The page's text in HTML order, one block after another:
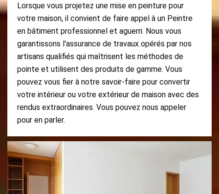
Lorsque vous projetez une mise en peinture pour
votre maison, il convient de faire appel à un Peintre
en bâtiment professionnel et aguerri. Nous vous
garantissons l'assurance de travaux opérés par nos
artisans qualifiés qui maîtrisent les méthodes de
pointe et utilisent des produits de gamme. Vous
pouvez vous fier à notre savoir-faire pour convertir
votre intérieur ou votre extérieur de maison avec des
rendus extraordinaires. Vous pouvez nous appeler
pour en parler.